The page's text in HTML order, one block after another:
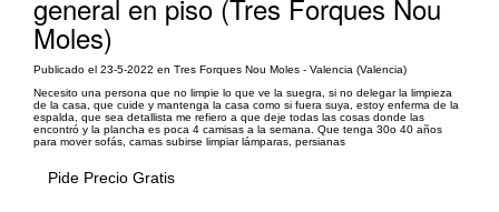
general en piso (Tres Forques Nou
Moles)
Publicado el 23-5-2022 en Tres Forques Nou Moles - Valencia (Valencia)
Necesito una persona que no limpie lo que ve la suegra, si no delegar la limpieza
de la casa, que cuide y mantenga la casa como si fuera suya, estoy enferma de la
espalda, que sea detallista me refiero a que deje todas las cosas donde las
encontró y la plancha es poca 4 camisas a la semana. Que tenga 30o 40 años
para mover sofás, camas subirse limpiar lámparas, persianas
Pide Precio Gratis